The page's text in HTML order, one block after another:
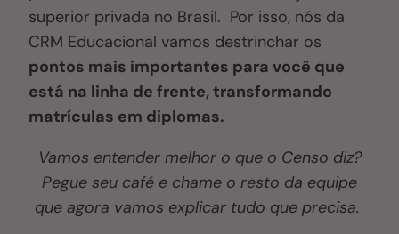
superior privada no Brasil. Por isso, nós da
CRM Educacional vamos destrinchar os
pontos mais importantes para você que
está na linha de frente, transformando
matrículas em diplomas.
Vamos entender melhor o que o Censo diz?
Pegue seu café e chame o resto da equipe
que agora vamos explicar tudo que precisa.